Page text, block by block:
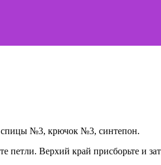
спицы №3, крючок №3, синтепон.
Верхий край присборьте и